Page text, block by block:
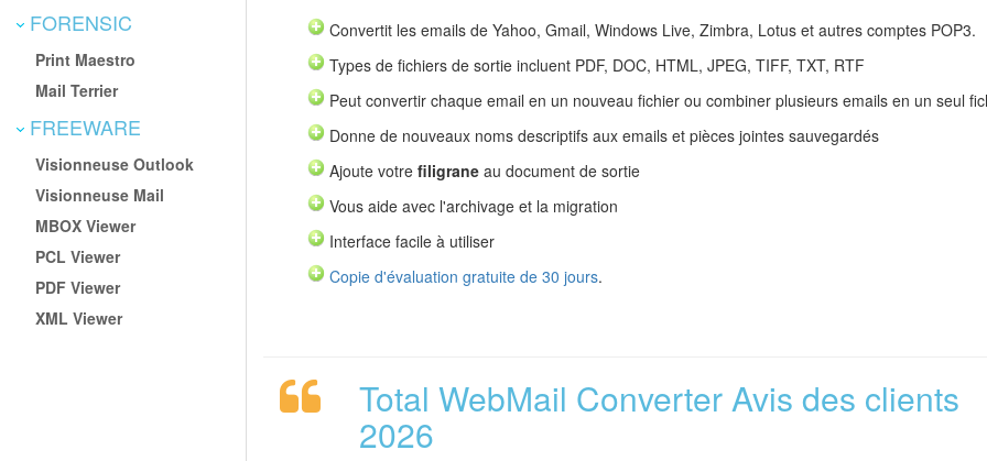
FORENSIC
Print Maestro
Mail Terrier
FREEWARE
Visionneuse Outlook
Visionneuse Mail
MBOX Viewer
PCL Viewer
PDF Viewer
XML Viewer
Convertit les emails de Yahoo, Gmail, Windows Live, Zimbra, Lotus et autres comptes POP3.
Types de fichiers de sortie incluent PDF, DOC, HTML, JPEG, TIFF, TXT, RTF
Peut convertir chaque email en un nouveau fichier ou combiner plusieurs emails en un seul
Donne de nouveaux noms descriptifs aux emails et pièces jointes sauvegardés
Ajoute votre filigrane au document de sortie
Vous aide avec l'archivage et la migration
Interface facile à utiliser
Copie d'évaluation gratuite de 30 jours.
Total WebMail Converter Avis des clients
2026